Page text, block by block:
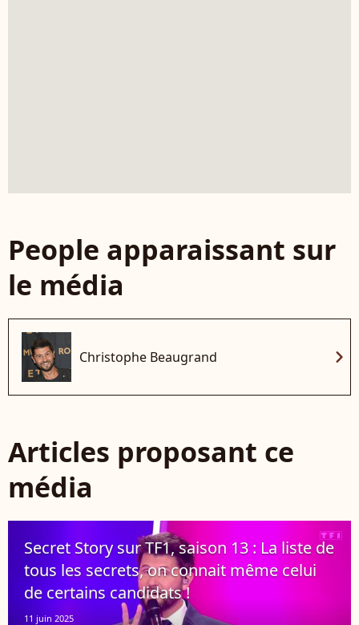
People apparaissant sur
le média
Christophe Beaugrand chevron_right
Articles proposant ce
média
Secret Story sur TF1, saison 13 : La liste de
tous les secrets, on connait même celui
de certains candidats !
11 juin 2025